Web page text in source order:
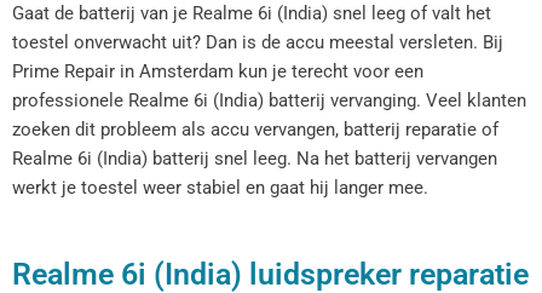
Gaat de batterij van je Realme 6i (India) snel leeg of valt het
toestel onverwacht uit? Dan is de accu meestal versleten. Bij
Prime Repair in Amsterdam kun je terecht voor een
professionele Realme 6i (India) batterij vervanging. Veel klanten
zoeken dit probleem als accu vervangen, batterij reparatie of
Realme 6i (India) batterij snel leeg. Na het batterij vervangen
werkt je toestel weer stabiel en gaat hij langer mee.
Realme 6i (India) luidspreker reparatie